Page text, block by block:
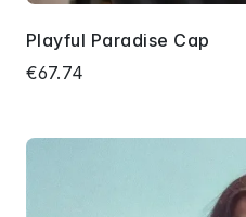
Playful Paradise Cap
€67.74